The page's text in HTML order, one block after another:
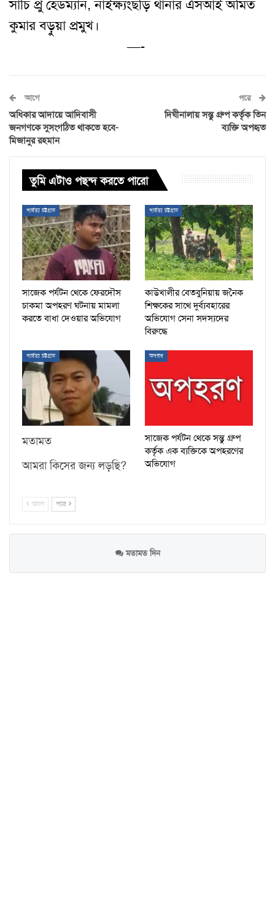
সাচি প্রু হেডম্যান, নাইক্ষ্যংছড়ি থানার এসআই অমিত
কুমার বড়ুয়া প্রমুখ।
—-
আগে
অধিকার আদায়ে আদিবাসী
জনগণকে সুসংগঠিত থাকতে হবে-
মিজানুর রহমান
পরে
দিঘীনালায় সন্তু গ্রুপ কর্তৃক তিন
ব্যক্তি অপহৃত
তুমি এটাও পছন্দ করতে পারো
পার্বত্য চট্টগ্রাম
সাজেক পর্যটন থেকে ফেরদৌস
চাকমা অপহরণ ঘটনায় মামলা
করতে বাধা দেওয়ার অভিযোগ
পার্বত্য চট্টগ্রাম
কাউখালীর বেতবুনিয়ায় জনৈক
শিক্ষকের সাথে দুর্ব্যবহারের
অভিযোগ সেনা সদস্যদের
বিরুদ্ধে
পার্বত্য চট্টগ্রাম
মতামত
আমরা কিসের জন্য লড়ছি?
অপরাধ
সাজেক পর্যটন থেকে সন্তু গ্রুপ
কর্তৃক এক ব্যক্তিকে অপহরণের
অভিযোগ
আগে পরে
মতামত দিন